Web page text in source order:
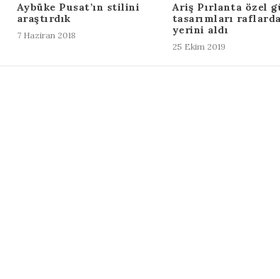
Aybüke Pusat’ın stilini
araştırdık
7 Haziran 2018
Ariş Pırlanta özel
tasarımları
yerini aldı
25 Ekim 2019